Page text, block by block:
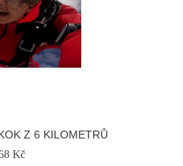
Z 6 KILOMETRŮ
Kč